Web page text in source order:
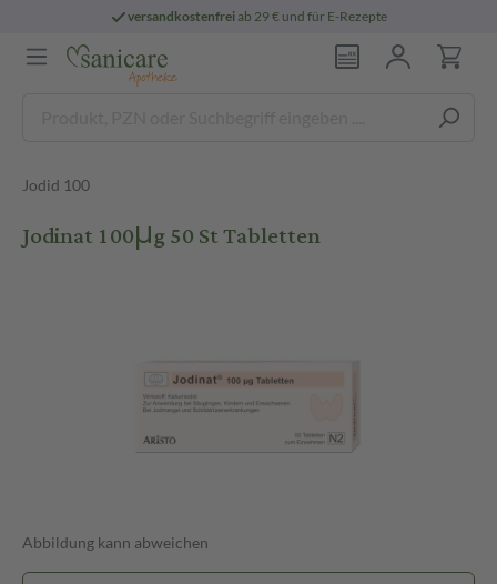
versandkostenfreiab 29 € und für E-Rezepte
Jodid 100
Jodinat 100μg 50 St Tabletten
Abbildung kann abweichen